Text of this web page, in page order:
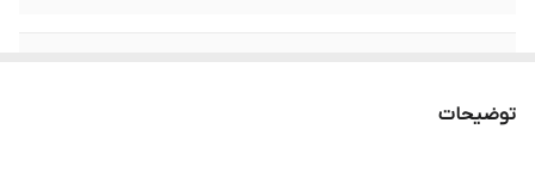
توضیحات